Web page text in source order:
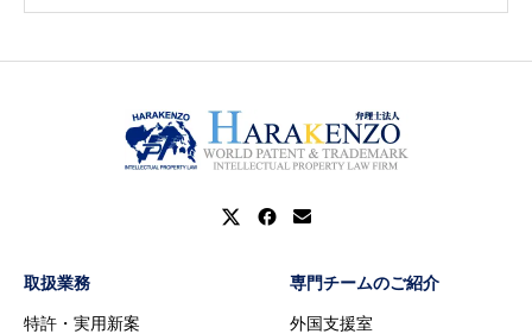
取扱業務
特許・実用新案
専門チームのご紹介
外国支援室